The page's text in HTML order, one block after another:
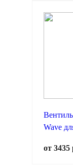
Wave
от 3435